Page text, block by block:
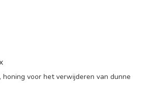
voor het verwijderen van dunne